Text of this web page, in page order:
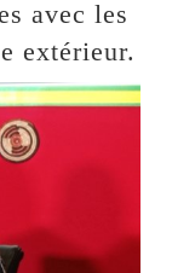
avec les
extérieur.